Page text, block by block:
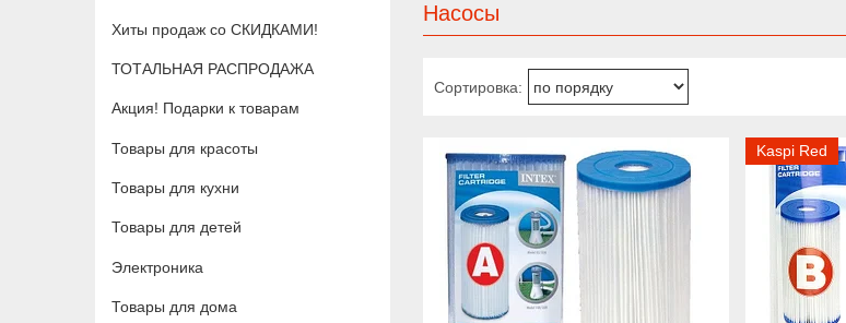
Насосы
Kaspi Red
Хиты продаж со СКИДКАМИ!
ТОТАЛЬНАЯ РАСПРОДАЖА
Акция! Подарки к товарам
Товары для красоты
Товары для кухни
Товары для детей
Электроника
Товары для дома